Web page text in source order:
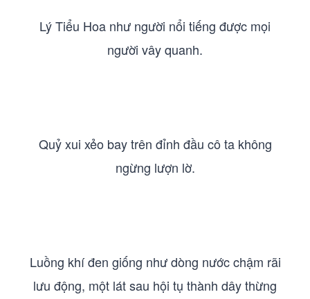
Lý Tiểu Hoa như người nổi tiếng được mọi
người vây quanh.
Quỷ xui xẻo bay trên đỉnh đầu cô ta không
ngừng lượn lờ.
Luồng khí đen giống như dòng nước chậm rãi
lưu động, một lát sau hội tụ thành dây thừng